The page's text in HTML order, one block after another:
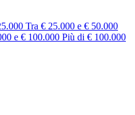
Tra € 25.000 e € 50.000
e € 100.000 Più di € 100.000